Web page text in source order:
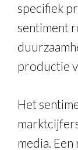
specifiek
sentiment
productie
Het
media.